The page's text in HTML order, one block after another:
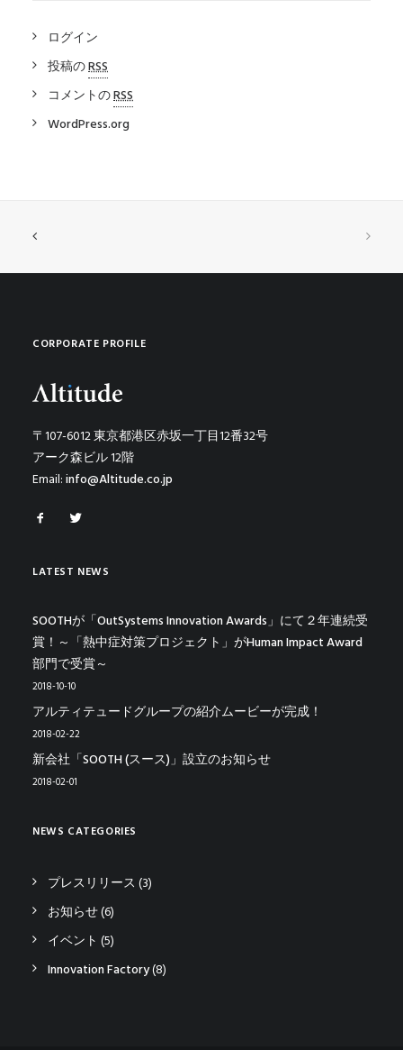
ログイン
投稿のRSS
コメントのRSS
WordPress.org
CORPORATE PROFILE
〒107-6012 東京都港区赤坂一丁目12番32号
アーク森ビル 12階
Email:info@Altitude.co.jp
LATEST NEWS
SOOTHが「OutSystems Innovation Awards」にて２年連続受
賞！～「熱中症対策プロジェクト」がHuman Impact Award
部門で受賞～
2018-10-10
アルティテュードグループの紹介ムービーが完成！
2018-02-22
新会社「SOOTH (スース)」設立のお知らせ
2018-02-01
NEWS CATEGORIES
プレスリリース (3)
お知らせ(6)
イベント (5)
Innovation Factory(8)